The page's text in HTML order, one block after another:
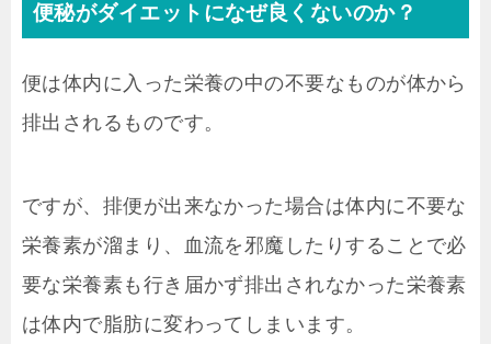
便秘がダイエットになぜ良くないのか？
便は体内に入った栄養の中の不要なものが体から
排出されるものです。
ですが、排便が出来なかった場合は体内に不要な
栄養素が溜まり、血流を邪魔したりすることで必
要な栄養素も行き届かず排出されなかった栄養素
は体内で脂肪に変わってしまいます。